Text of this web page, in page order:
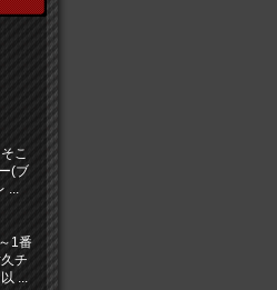
こ
(ブ
...
1番
チ
...